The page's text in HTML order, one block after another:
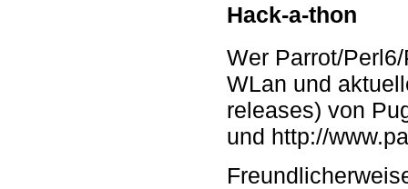
Hack-a-thon
Wer Parrot/
WLan und
releases) von
und http://